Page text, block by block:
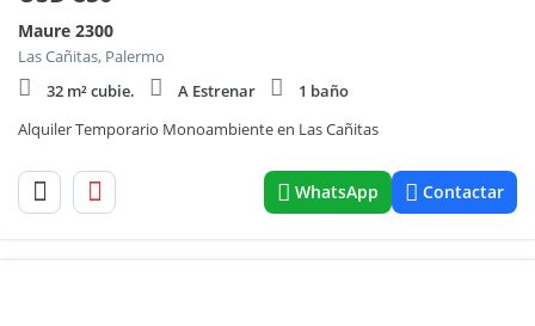
Maure 2300
Las Cañitas, Palermo
32 m² cubie.
A Estrenar
1 baño
Alquiler Temporario Monoambiente en Las Cañitas
WhatsApp Contactar